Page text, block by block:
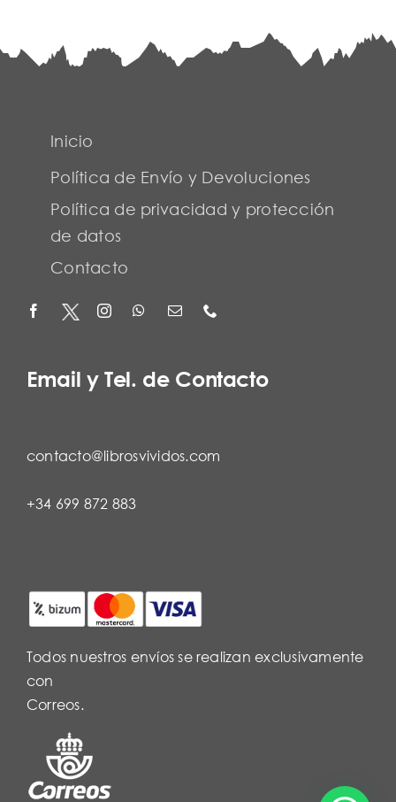
Inicio
Política de Envío y Devoluciones
Política de privacidad y protección
de datos
Contacto
Email y Tel. de Contacto
contacto@librosvividos.com
+34 699 872 883
Todos nuestros envíos se realizan exclusivamente
con
Correos.